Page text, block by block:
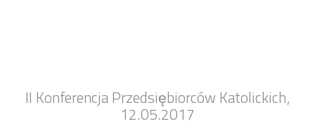
II Konferencja Przedsiębiorców Katolickich,
12.05.2017